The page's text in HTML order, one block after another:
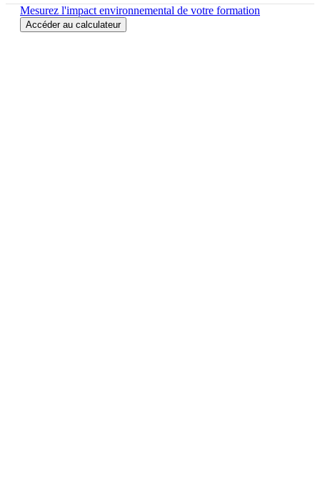
Mesurez l'impact environnemental de votre formation
Accéder au calculateur